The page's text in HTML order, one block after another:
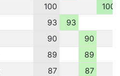
100
100
93
93
90
90
89
89
87
87